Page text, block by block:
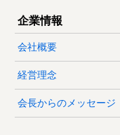
企業情報
会社概要
経営理念
会長からのメッセージ